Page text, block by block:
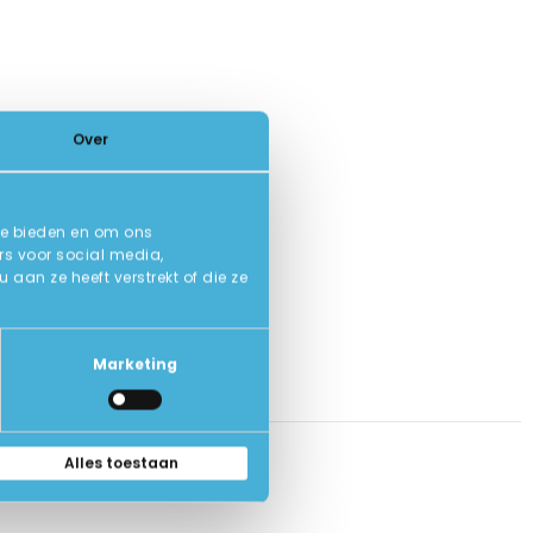
Over
bieden en om ons
voor social media,
aan ze heeft verstrekt of die ze
Marketing
Alles toestaan